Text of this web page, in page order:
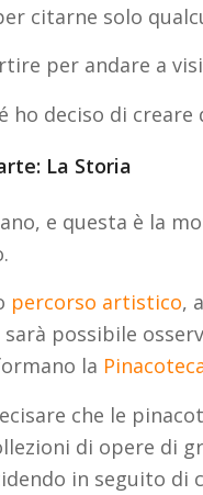
citarne solo
per andare a
ho deciso di
La Storia
e questa è la
percorso artistico,
possibile
la
che le
di opere di
in seguito di